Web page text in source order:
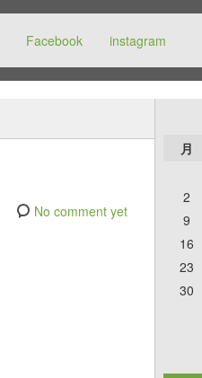
Facebook instagram
No comment yet
月
2
9
16
23
30